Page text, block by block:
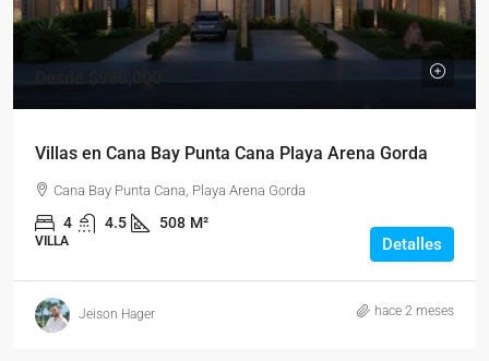
Villas en Cana Bay Punta Cana Playa Arena Gorda
Cana Bay Punta Cana, Playa Arena Gorda
4 4.5 508 M²
VILLA Detalles
Jeison Hager hace 2 meses